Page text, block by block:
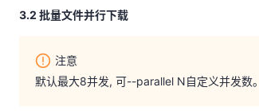
默认最大8并发, 可--parallel N自定义并发数。
3.2 批量文件并行下载
注意
默认最大8并发, 可--parallel N自定义并发数。